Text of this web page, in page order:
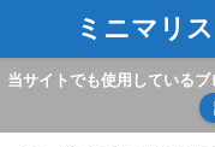
ミニマリ
当サイトでも使用している